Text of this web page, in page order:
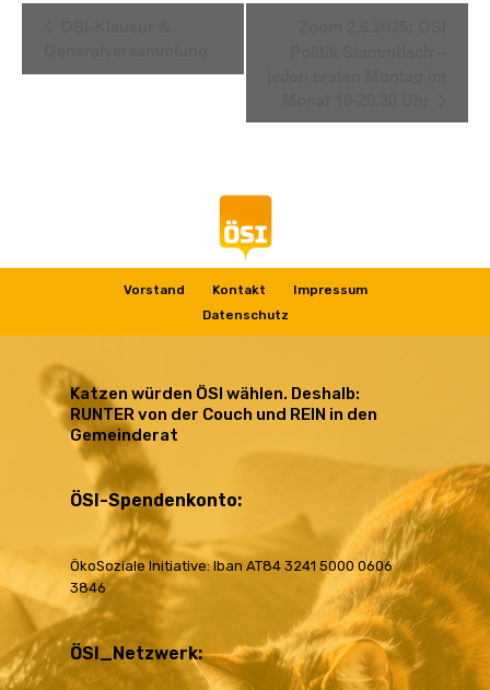
ÖSI: mitreden – mitgestalten – mitmachen
Vorstand Kontakt
Impressum
Datenschutz
Katzen würden ÖSI wählen. Deshalb:
RUNTER von der Couch und REIN in den
Gemeinderat
ÖSI-Spendenkonto:
ÖkoSoziale Initiative: Iban AT84 3241 5000 0606
3846
ÖSI_Netzwerk: